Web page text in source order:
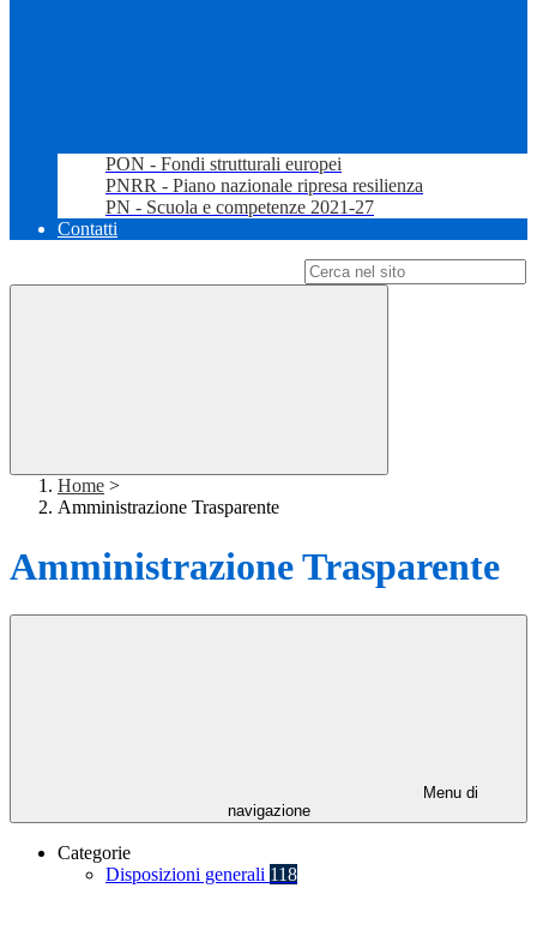
PON - Fondi strutturali europei
PNRR - Piano nazionale ripresa resilienza
PN - Scuola e competenze 2021-27
Contatti
Home >
Amministrazione Trasparente
Amministrazione Trasparente
Menu di
navigazione
Categorie
Disposizioni generali 118